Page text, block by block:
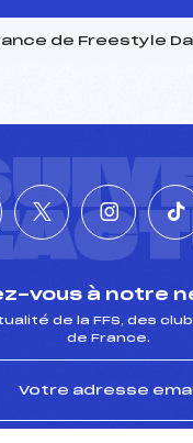
de Freestyle
vous à notre
de la FFS, des
de France.